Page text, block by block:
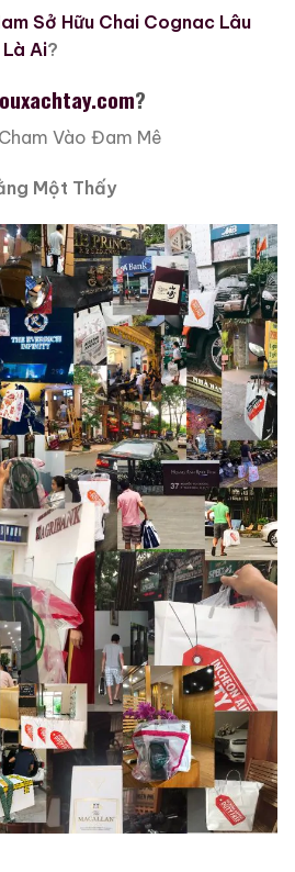
Sở Hữu Chai Cognac Lâu
Ai?
?
Vào Đam Mê
Một Thấy